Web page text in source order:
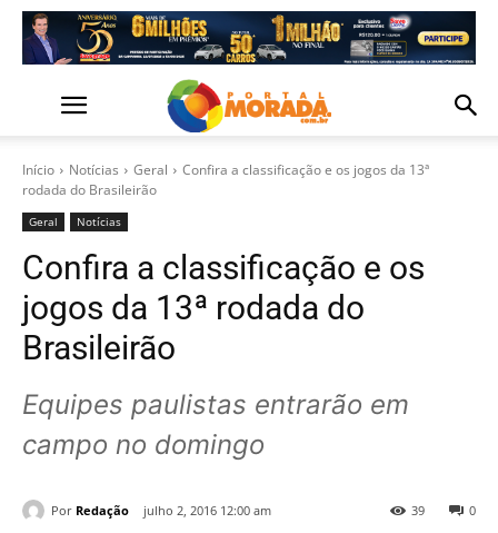
Início Notícias Geral
Confira a classificação e os jogos da 13ª
rodada do Brasileirão
Geral Notícias
Confira a classificação e os
jogos da 13ª rodada do
Brasileirão
Equipes paulistas entrarão em
campo no domingo
Por Redação julho 2, 2016 12:00 am 0
39